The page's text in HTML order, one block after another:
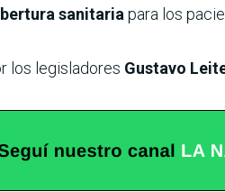
sanitaria para los
los legisladores Gustavo